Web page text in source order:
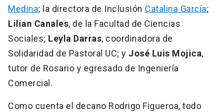
Medina; la directora de Inclusión Catalina García;
Lilian Canales, de la Facultad de Ciencias
Sociales; Leyla Darras, coordinadora de
Solidaridad de Pastoral UC; y José Luis Mojica,
tutor de Rosario y egresado de Ingeniería
Comercial.
Como cuenta el decano Rodrigo Figueroa, todo